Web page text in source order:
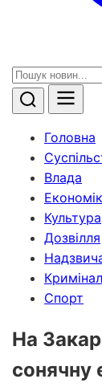
Головна
Влада
Культура
Дозвілля
Кримінал
Спорт
На
сонячну